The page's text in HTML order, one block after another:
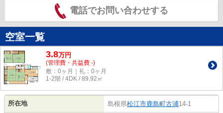
電話でお問い合わせする
空室一覧
3.8万円
(管理費・共益費 -)
敷：0ヶ月｜礼：0ヶ月
1-2階 / 4DK / 89.92㎡
所在地 島根県松江市鹿島町古浦14-1